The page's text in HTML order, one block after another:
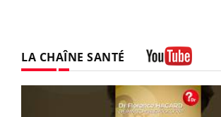
LA CHAÎNE SANTÉ